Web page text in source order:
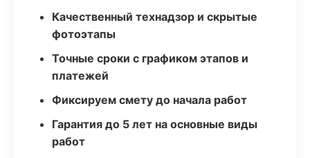
Качественный технадзор и скрытые
фотоэтапы
Точные сроки с графиком этапов и
платежей
Фиксируем смету до начала работ
Гарантия до 5 лет на основные виды
работ